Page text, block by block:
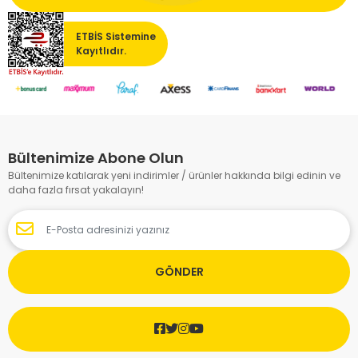
ETBİS Sistemine
Kayıtlıdır.
Bültenimize Abone Olun
Bültenimize katılarak yeni indirimler / ürünler hakkında bilgi edinin ve
daha fazla fırsat yakalayın!
GÖNDER